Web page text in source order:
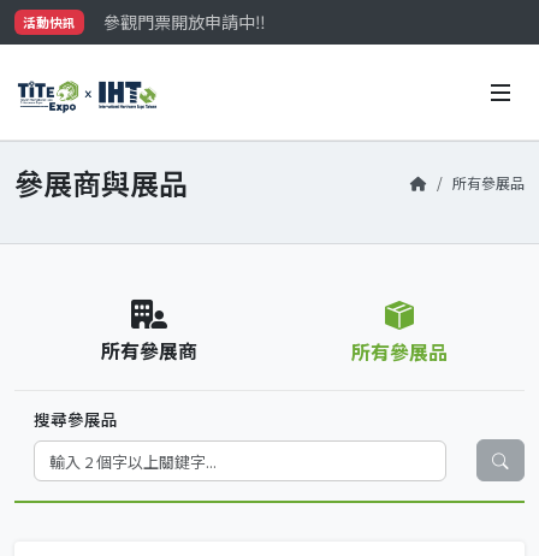
活動快訊
參觀門票開放申請中‼️
最大規模台灣五金展TiTE x IHT，2026/10/20-22與您在
參展商與展品 所有參展品
所有參展商 所有參展品
搜尋參展品